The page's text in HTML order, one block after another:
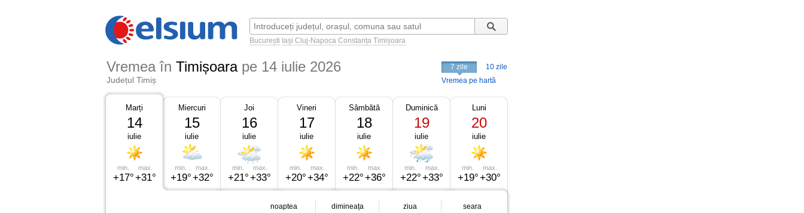
București Iași Cluj-Napoca Constanța Timișoara
Vremea în Timișoara pe 14 iulie 2026
Județul Timiș
7 zile
10 zile
Vremea pe hartă
Marți
14
iulie
min.
+17°
max.
+31°
Miercuri
15
iulie
min.
+19°
max.
+32°
Joi
16
iulie
min.
+21°
max.
+33°
Vineri
17
iulie
min.
+20°
max.
+34°
Sâmbătă
18
iulie
min.
+22°
max.
+36°
Duminică
19
iulie
min.
+22°
max.
+33°
Luni
20
iulie
min.
+19°
max.
+30°
noaptea dimineața ziua seara